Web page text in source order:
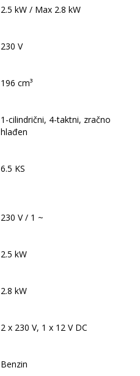
2.5 kW / Max 2.8 kW
230 V
196 cm³
1-cilindrični, 4-taktni, zračno
hlađen
6.5 KS
230 V / 1 ~
2.5 kW
2.8 kW
2 x 230 V, 1 x 12 V DC
Benzin